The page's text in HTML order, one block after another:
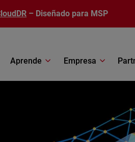
– Diseñado para MSP
Aprende Empresa